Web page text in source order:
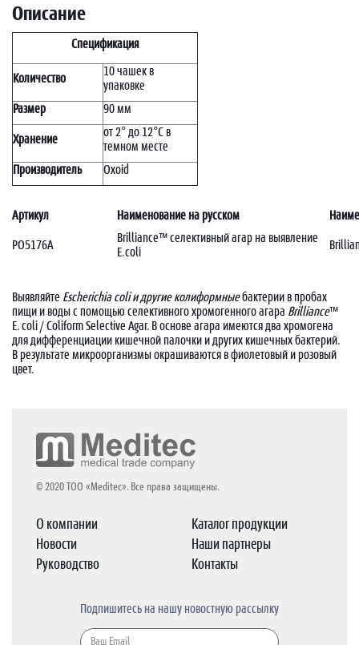
Описание
Спецификация
Количество
10 чашек в
упаковке
Размер
90 мм
Хранение
от 2° до 12°C в
темном месте
Производитель
Oxoid
Артикул Наименование на русском
PO5176A
Brilliance™ селективный агар на выявление
E.coli
Выявляйте Escherichia coli и другие колиформныебактерии в пробах
пищи и воды с помощью селективного хромогенного агара Brilliance™
E. coli / Coliform Selective Agar. В основе агара имеются два хромогена
для дифференциации кишечной палочки и других кишечных бактерий.
В результате микроорганизмы окрашиваются в фиолетовый и розовый
цвет.
© 2020 ТОО «Meditec». Все права защищены.
О компании
Новости
Руководство
Каталог продукции
Наши партнеры
Контакты
Подпишитесь на нашу новостную рассылку